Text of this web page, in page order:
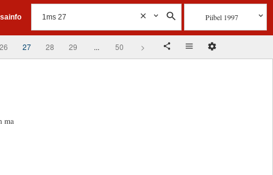
Piibel 1997
26 27 28 29 ... 50 >
ma